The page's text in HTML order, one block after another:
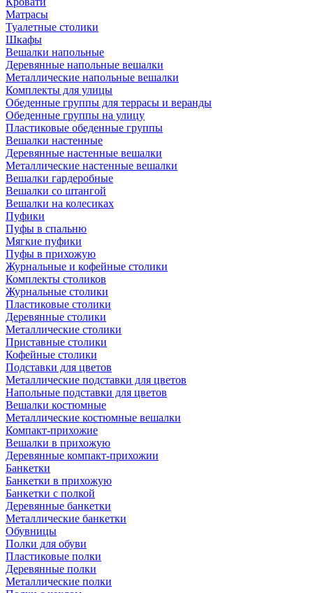
Матрасы
Туалетные столики
Шкафы
Вешалки напольные
Деревянные напольные вешалки
Металлические напольные вешалки
Комплекты для улицы
Обеденные группы для террасы и веранды
Обеденные группы на улицу
Пластиковые обеденные группы
Вешалки настенные
Деревянные настенные вешалки
Металлические настенные вешалки
Вешалки гардеробные
Вешалки со штангой
Вешалки на колесиках
Пуфики
Пуфы в спальню
Мягкие пуфики
Пуфы в прихожую
Журнальные и кофейные столики
Комплекты столиков
Журнальные столики
Пластиковые столики
Деревянные столики
Металлические столики
Приставные столики
Кофейные столики
Подставки для цветов
Металлические подставки для цветов
Напольные подставки для цветов
Вешалки костюмные
Металлические костюмные вешалки
Компакт-прихожие
Вешалки в прихожую
Деревянные компакт-прихожии
Банкетки
Банкетки в прихожую
Банкетки с полкой
Деревянные банкетки
Металлические банкетки
Обувницы
Полки для обуви
Пластиковые полки
Деревянные полки
Металлические полки